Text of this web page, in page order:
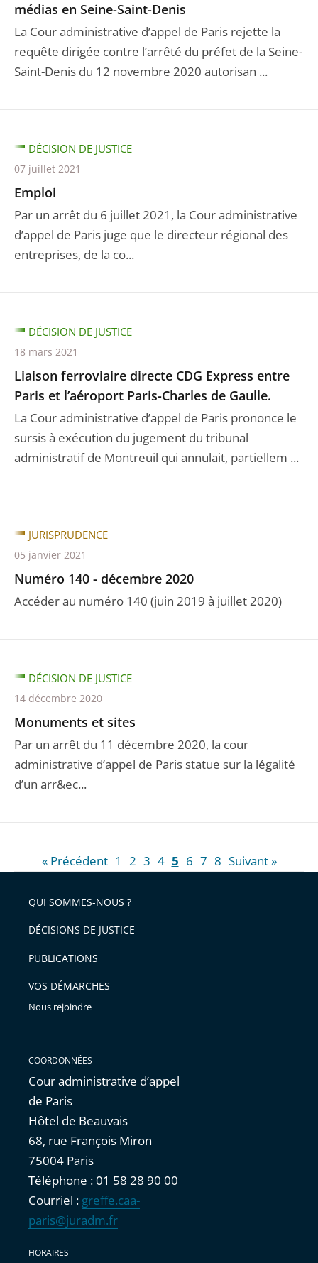
médias en Seine-Saint-Denis
La Cour administrative d’appel de Paris rejette la
requête dirigée contre l’arrêté du préfet de la Seine-
Saint-Denis du 12 novembre 2020 autorisan ...
Emploi
Par un arrêt du 6 juillet 2021, la Cour administrative
d’appel de Paris juge que le directeur régional des
entreprises, de la co...
DÉCISION DE JUSTICE
07 juillet 2021
Liaison ferroviaire directe CDG Express entre
Paris et l’aéroport Paris-Charles de Gaulle.
La Cour administrative d’appel de Paris prononce le
sursis à exécution du jugement du tribunal
administratif de Montreuil qui annulait, partiellem ...
DÉCISION DE JUSTICE
18 mars 2021
Numéro 140 - décembre 2020
Accéder au numéro 140 (juin 2019 à juillet 2020)
JURISPRUDENCE
05 janvier 2021
Monuments et sites
Par un arrêt du 11 décembre 2020, la cour
administrative d’appel de Paris statue sur la légalité
d’un arr&ec...
DÉCISION DE JUSTICE
14 décembre 2020
« Précédent 1 2 3 4 5 6 7 8 Suivant »
QUI SOMMES-NOUS ?
DÉCISIONS DE JUSTICE
PUBLICATIONS
VOS DÉMARCHES
Nous rejoindre
COORDONNÉES
Cour administrative d’appel
de Paris
Hôtel de Beauvais
68, rue François Miron
75004 Paris
Téléphone : 01 58 28 90 00
Courriel : greffe.caa-
paris@juradm.fr
HORAIRES